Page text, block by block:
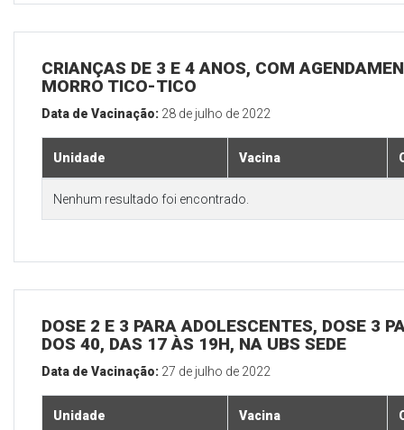
CRIANÇAS DE 3 E 4 ANOS, COM
MORRO TICO-TICO
Data de Vacinação: 28 de julho de 2022
Unidade Vacina
Nenhum resultado foi encontrado.
DOSE 2 E 3 PARA ADOLESCENTES, DOSE 3
DOS 40, DAS 17 ÀS 19H, NA UBS SEDE
Data de Vacinação: 27 de julho de 2022
Unidade Vacina